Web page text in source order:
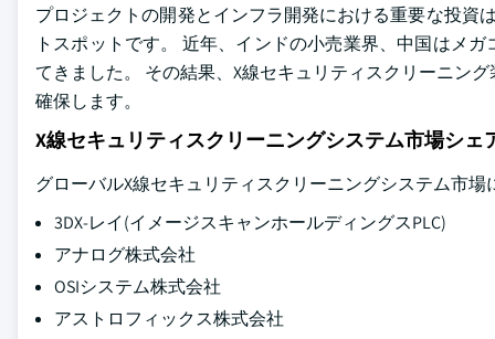
プロジェクトの開発とインフラ開発における重要な投資
トスポットです。 近年、インドの小売業界、中国はメ
てきました。 その結果、X線セキュリティスクリーニン
確保します。
X線セキュリティスクリーニングシステム市場シェ
グローバルX線セキュリティスクリーニングシステム市
3DX-レイ(イメージスキャンホールディングスPLC)
アナログ株式会社
OSIシステム株式会社
アストロフィックス株式会社